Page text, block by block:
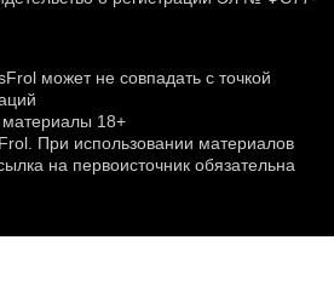
может не совпадать с точкой
18+
При использовании материалов
на первоисточник обязательна